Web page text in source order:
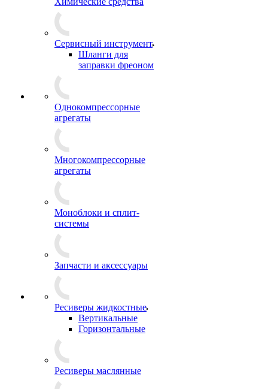
Сервисный инструмент
Шланги для
заправки фреоном
Однокомпрессорные
агрегаты
Многокомпрессорные
агрегаты
Моноблоки и сплит-
системы
Запчасти и аксессуары
Ресиверы жидкостные
Вертикальные
Горизонтальные
Ресиверы маслянные